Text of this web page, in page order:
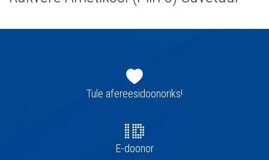
navigatsioonTule afereesidoonoriks!
E-doonor